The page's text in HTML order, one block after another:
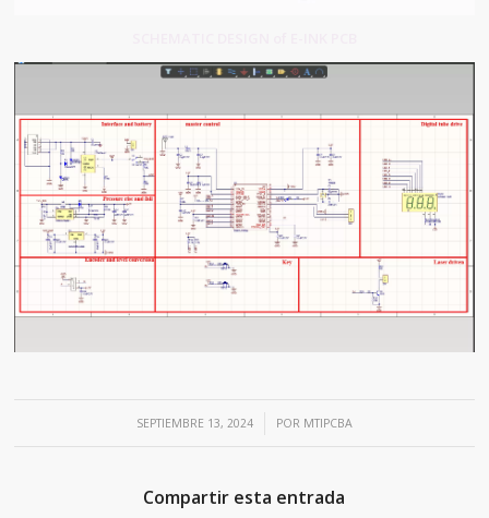
SEPTIEMBRE 13, 2024
/ POR MTIPCBA
Compartir esta entrada